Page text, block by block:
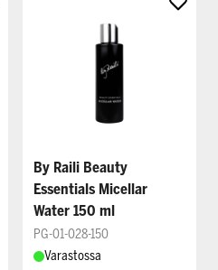
By Raili Beauty
Essentials Micellar
Water 150 ml
PG-01-028-150
Varastossa